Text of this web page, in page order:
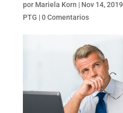
por Mariela Korn | Nov 14, 2019
PTG |0 Comentarios